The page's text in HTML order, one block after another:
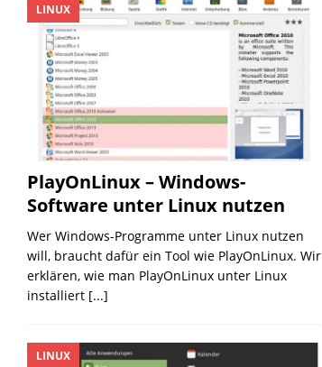
PlayOnLinux – Windows-
Software unter Linux nutzen
LINUX
Wer Windows-Programme unter Linux nutzen
will, braucht dafür ein Tool wie PlayOnLinux. Wir
erklären, wie man PlayOnLinux unter Linux
installiert [...]
LINUX